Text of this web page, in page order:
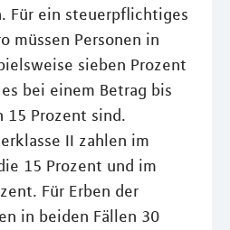
Für ein steuerpflichtiges
müssen Personen in
sieben Prozent
bei einem Betrag bis
15 Prozent sind.
II zahlen im
15 Prozent und im
Für Erben der
in beiden Fällen 30